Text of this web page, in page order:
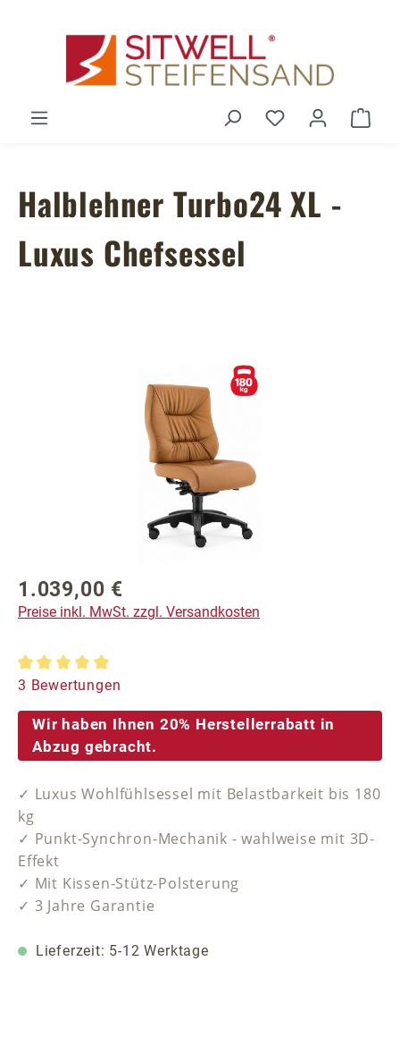
Du hast 0
Halblehner Turbo24 XL -
Luxus Chefsessel
Regulärer Preis:
1.039,00 €
Preise inkl. MwSt. zzgl. Versandkosten
Durchschnittliche Bewertung von 5 von 5 Sternen
3 Bewertungen
Wir haben Ihnen 20% Herstellerrabatt in
Abzug gebracht.
✓ Luxus Wohlfühlsessel mit Belastbarkeit bis 180
kg
✓ Punkt-Synchron-Mechanik - wahlweise mit 3D-
Effekt
✓ Mit Kissen-Stütz-Polsterung
✓ 3 Jahre Garantie
Lieferzeit: 5-12 Werktage